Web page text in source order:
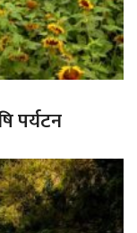
पर्यटन